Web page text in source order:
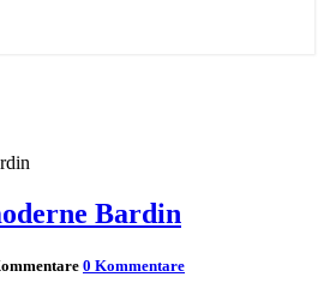
Bardin
0 Kommentare